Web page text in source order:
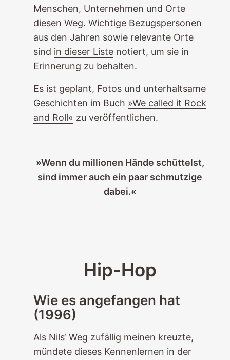
Menschen, Unternehmen und Orte
diesen Weg. Wichtige Bezugspersonen
aus den Jahren sowie relevante Orte
sind in dieser Listenotiert, um sie in
Erinnerung zu behalten.
Es ist geplant, Fotos und unterhaltsame
Geschichten im Buch »We called it Rock
and Roll« zu veröffentlichen.
»Wenn du millionen Hände schüttelst,
sind immer auch ein paar schmutzige
dabei.«
Hip-Hop
Wie es angefangen hat
(1996)
Als Nils‘ Weg zufällig meinen kreuzte,
mündete dieses Kennenlernen in der